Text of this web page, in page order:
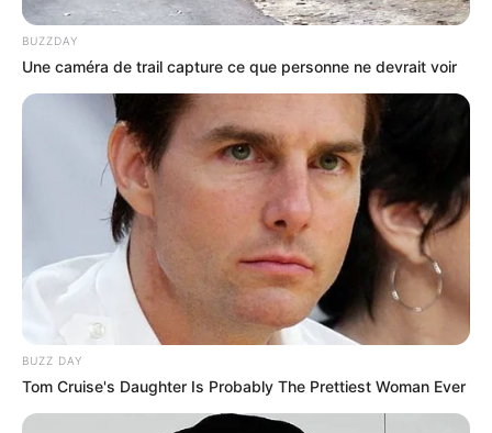
BUZZDAY
Une caméra de trail capture ce que personne ne devrait voir
BUZZ DAY
Tom Cruise's Daughter Is Probably The Prettiest Woman Ever